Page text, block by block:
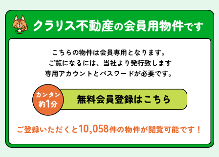
ご登録いただくと10,058件の物件が閲覧可能です！